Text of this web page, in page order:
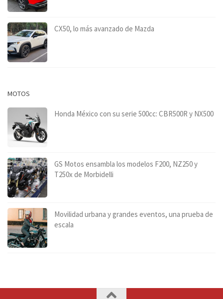
CX50, lo más avanzado de Mazda
MOTOS
Honda México con su serie 500cc: CBR500R y NX500
GS Motos ensambla los modelos F200, NZ250 y
T250x de Morbidelli
Movilidad urbana y grandes eventos, una prueba de
escala